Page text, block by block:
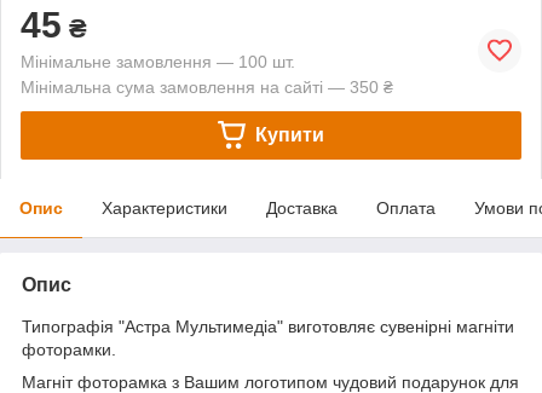
45 ₴
Мінімальне замовлення — 100 шт.
Мінімальна сума замовлення на сайті — 350 ₴
Купити
Опис Характеристики Доставка Оплата Умови
Опис
Типографія "Астра Мультимедіа" виготовляє сувенірні магніти
фоторамки.
Магніт фоторамка з Вашим логотипом чудовий подарунок для